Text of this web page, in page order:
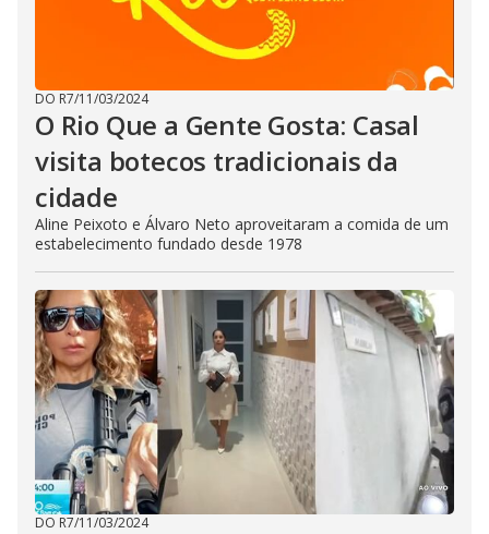
DO R7/11/03/2024
O Rio Que a Gente Gosta: Casal
visita botecos tradicionais da
cidade
Aline Peixoto e Álvaro Neto aproveitaram a comida de um
estabelecimento fundado desde 1978
DO R7/11/03/2024